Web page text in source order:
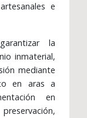
e
la
inmaterial,
mediante
en aras a
en